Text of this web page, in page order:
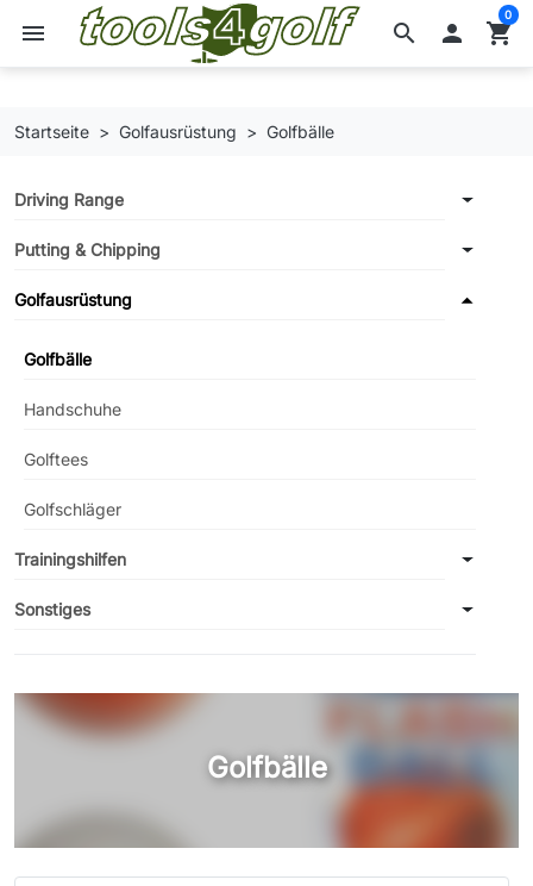
search
menu  shopping_cart
0
Startseite Golfausrüstung Golfbälle
Driving Range
Putting & Chipping
Golfausrüstung
Golfbälle
Handschuhe
Golftees
Golfschläger
Trainingshilfen
Sonstiges
Golfbälle